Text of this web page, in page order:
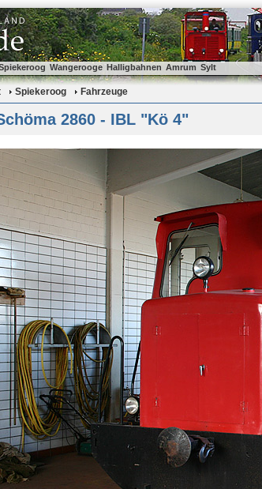
Wangerooge Halligbahnen Amrum Sylt
Spiekeroog Fahrzeuge
2860 - IBL "Kö 4"